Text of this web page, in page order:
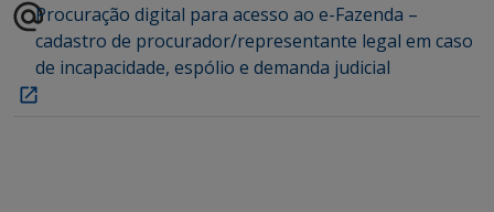
Procuração digital para acesso ao e-Fazenda –
cadastro de procurador/representante legal em caso
de incapacidade, espólio e demanda judicial